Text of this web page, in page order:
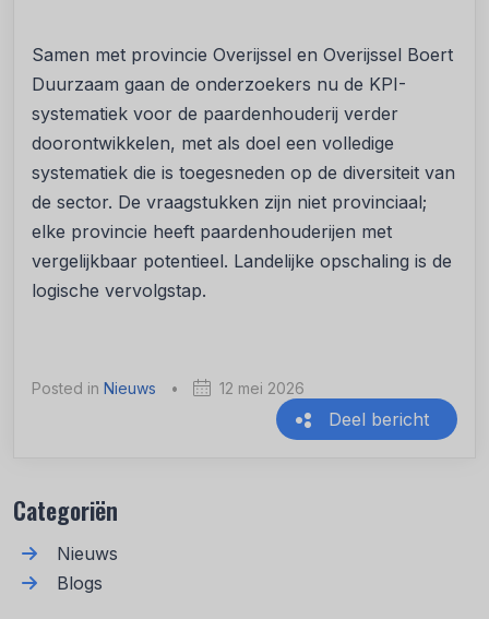
Samen met provincie Overijssel en Overijssel Boert
Duurzaam gaan de onderzoekers nu de KPI-
systematiek voor de paardenhouderij verder
doorontwikkelen, met als doel een volledige
systematiek die is toegesneden op de diversiteit van
de sector. De vraagstukken zijn niet provinciaal;
elke provincie heeft paardenhouderijen met
vergelijkbaar potentieel. Landelijke opschaling is de
logische vervolgstap.
Posted in Nieuws • 12 mei 2026
Deel bericht
Categoriën
Nieuws
Blogs